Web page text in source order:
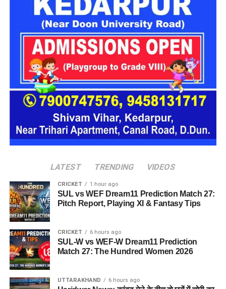
हादसे में कार सवार सात लोग घायल
हादसे में गंभीर रूप से घायल चालक और एक पर्यटक को प्राथमिक उपचार
देने के बाद 108 एंबुलेंस की सहायता से हल्द्वानी स्थित सुशीला तिवारी
अस्पताल रेफर किया गया है, जबकि अन्य घायलों का उपचार जारी है।
नैनीताल घूमने के लिए आए थे सभी पर्यटक
बताया गया है कि हादसे का शिकार हुए पर्यटक लखनऊ के गोमतीनगर
आदित्य त्रिपाठी (24), सिद्धांत सिंह (23), आदर्श मिश्रा (23) और
निखिलेंद्र सिंघल (23) शामिल हैं। सभी लोग हल्द्वानी निवासी चालक
संग्राम सिंह के साथ टैक्सी से काठगोदाम की ओर जा रहे थे।
LATEST TRENDING VIDEOS
CRICKET 1 hour ago
SUL vs WEF Dream11 Prediction Match 27:
Pitch Report, Playing XI & Fantasy Tips
CRICKET 6 hours ago
SUL-W vs WEF-W Dream11 Prediction
Match 27: The Hundred Women 2026
UTTARAKHAND 6 hours ago